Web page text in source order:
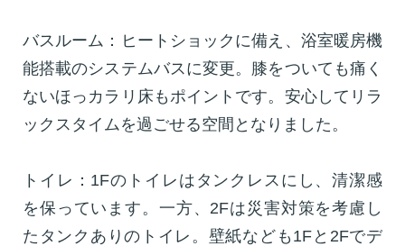
バスルーム：ヒートショックに備え、浴室暖房機
能搭載のシステムバスに変更。膝をついても痛く
ないほっカラリ床もポイントです。安心してリラ
ックスタイムを過ごせる空間となりました。
トイレ：1Fのトイレはタンクレスにし、清潔感
を保っています。一方、2Fは災害対策を考慮し
たタンクありのトイレ。壁紙なども1Fと2Fでデ